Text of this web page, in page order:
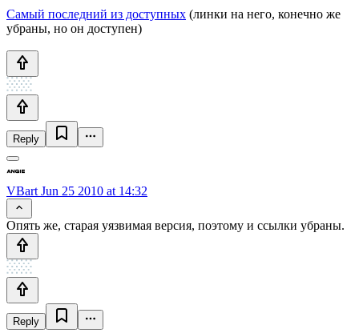
Самый последний из доступных (линки на него, конечно же
убраны, но он доступен)
Reply
VBart Jun 25 2010 at 14:32
Опять же, старая уязвимая версия, поэтому и ссылки убраны.
Reply